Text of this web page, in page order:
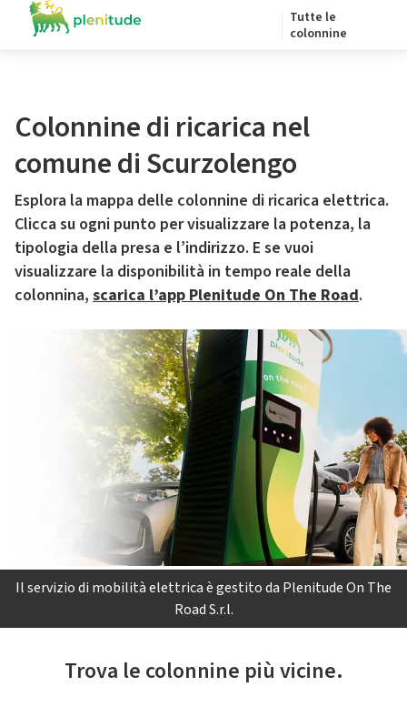
Tutte le
colonnine
Colonnine di ricarica nel
comune di Scurzolengo
Esplora la mappa delle colonnine di ricarica elettrica.
Clicca su ogni punto per visualizzare la potenza, la
tipologia della presa e l’indirizzo. E se vuoi
visualizzare la disponibilità in tempo reale della
colonnina, scarica l’app Plenitude On The Road.
Il servizio di mobilità elettrica è gestito da Plenitude On The
Road S.r.l.
Trova le colonnine più vicine.